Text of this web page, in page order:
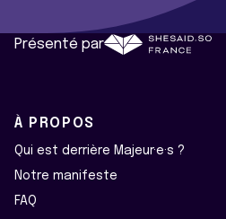
Présenté par
À PROPOS
Qui est derrière Majeur·e·s ?
Notre manifeste
FAQ